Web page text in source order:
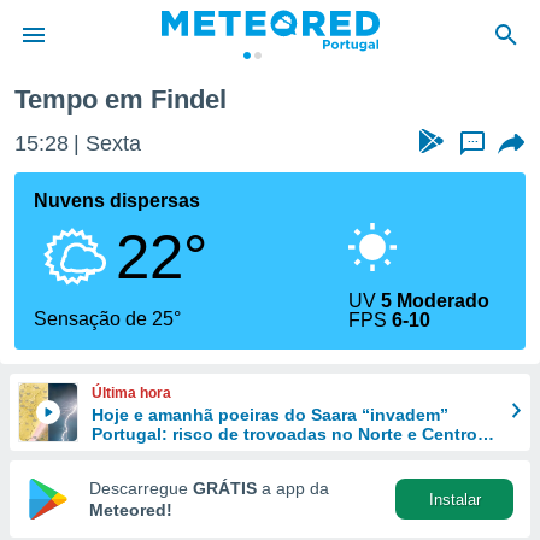
da
foi
fornecidas
a este
das
e
forma
digital
Tempo em Findel
15:28 Sexta ...
Nuvens dispersas
22°
Sensação de 25°
UV5 Moderado
FPS6-10
Última hora
Hoje e amanhã poeiras do Saara “invadem”
Portugal: risco de trovoadas no Norte e Centro
Descarregue GRÁTIS a app da
Meteored!
Instalar